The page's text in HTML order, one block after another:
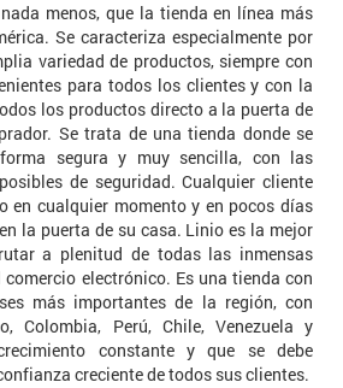
menos, que la tienda en línea más
Se caracteriza especialmente por
variedad de productos, siempre con
para todos los clientes y con la
los productos directo a la puerta de
Se trata de una tienda donde se
segura y muy sencilla, con las
de seguridad. Cualquier cliente
en cualquier momento y en pocos días
la puerta de su casa. Linio es la mejor
a plenitud de todas las inmensas
electrónico. Es una tienda con
más importantes de la región, con
Colombia, Perú, Chile, Venezuela y
constante y que se debe
creciente de todos sus clientes.